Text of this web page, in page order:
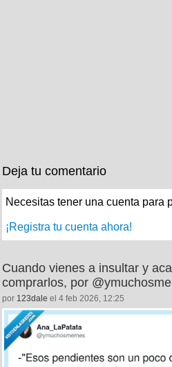
Deja tu comentario
Necesitas tener una cuenta para
¡Registra tu cuenta ahora!
Cuando vienes a insultar y
comprarlos, por
por 123dale el 4 feb 2026, 12:25